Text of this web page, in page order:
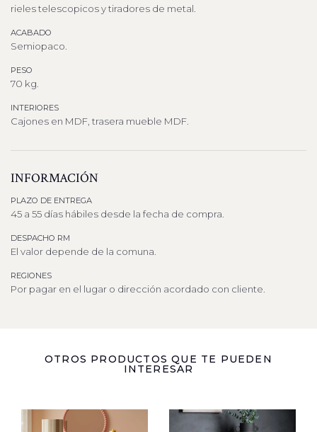
rieles telescopicos y tiradores de metal.
ACABADO
Semiopaco.
PESO
70 kg.
INTERIORES
Cajones en MDF, trasera mueble MDF.
INFORMACIÓN
PLAZO DE ENTREGA
45 a 55 días hábiles desde la fecha de compra.
DESPACHO RM
El valor depende de la comuna.
REGIONES
Por pagar en el lugar o dirección acordado con cliente.
OTROS PRODUCTOS QUE TE PUEDEN
INTERESAR